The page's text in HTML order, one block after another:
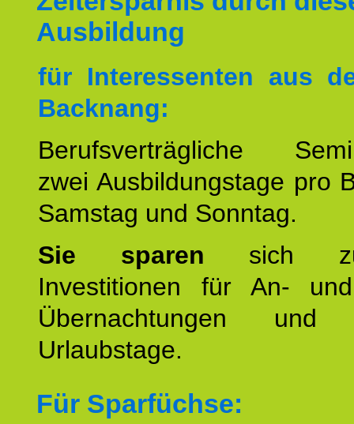
Ausbildung
für Interessenten aus
Backnang:
Berufsverträgliche
zwei Ausbildungstage pro
Samstag und Sonntag.
Sie sparen sich
Investitionen für An-
Übernachtungen und
Urlaubstage.
Für Sparfüchse: